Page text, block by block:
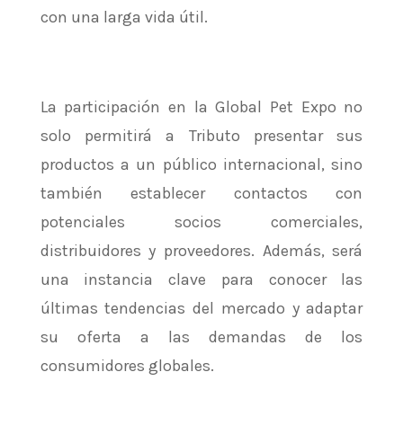
con una larga vida útil.
La participación en la Global Pet Expo no
solo permitirá a Tributo presentar sus
productos a un público internacional, sino
también establecer contactos con
potenciales socios comerciales,
distribuidores y proveedores. Además, será
una instancia clave para conocer las
últimas tendencias del mercado y adaptar
su oferta a las demandas de los
consumidores globales.